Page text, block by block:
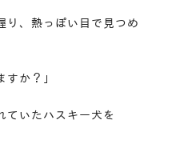
り、熱っぽい目で見つめ
か？」
いたハスキー犬を